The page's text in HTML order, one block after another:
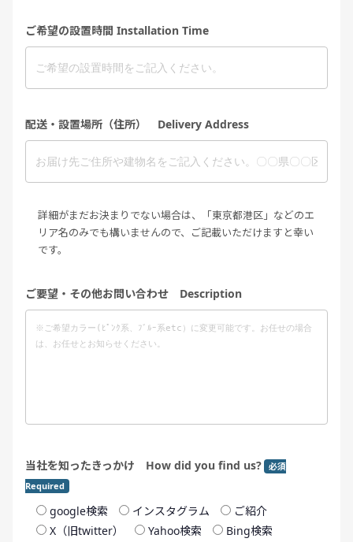
ご希望の設置時間 Installation Time
配送・設置場所（住所） Delivery Address
詳細がまだお決まりでない場合は、「東京都港区」などのエ
リア名のみでも構いませんので、ご記載いただけますと幸い
です。
ご要望・その他お問い合わせ Description
当社を知ったきっかけ How did you find us? 必須
Required
google検索 インスタグラム
ご紹介
X（旧twitter）
Yahoo検索
Bing検索